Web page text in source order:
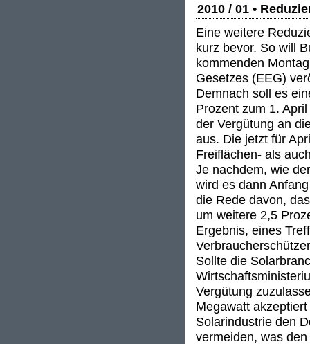
2010 / 01 •
Eine weitere
kurz bevor. So will
kommenden
Gesetzes (EEG)
Demnach soll es
Prozent zum 1.
der Vergütung an
aus. Die jetzt für
Freiflächen- als
Je nachdem, wie
wird es dann
die Rede davon,
um weitere 2,5
Ergebnis, eines
Sollte die
Vergütung
Megawatt
Solarindustrie den
vermeiden, was